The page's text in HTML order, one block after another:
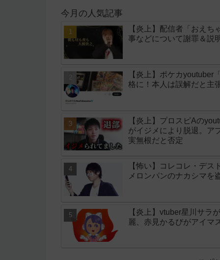
今月の人気記事
【炎上】配信者「おえ
事などについて謝罪＆説
【炎上】ポケカyoutuber
格に！本人は誤解だと主
【炎上】プロスピAの
がイジメにより脱退。ア
実無根だと否定
【怖い】コレコレ・デ
メロンパンのナカシマを
【炎上】vtuber星川サラ
麗、赤見かるびがアイマ